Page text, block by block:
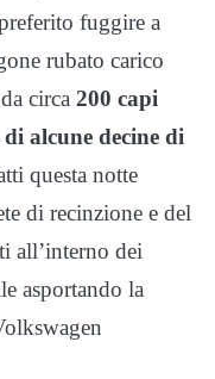
fuggire a
rubato carico
circa 200 capi
alcune decine di
questa notte
di recinzione e del
all’interno dei
asportando la